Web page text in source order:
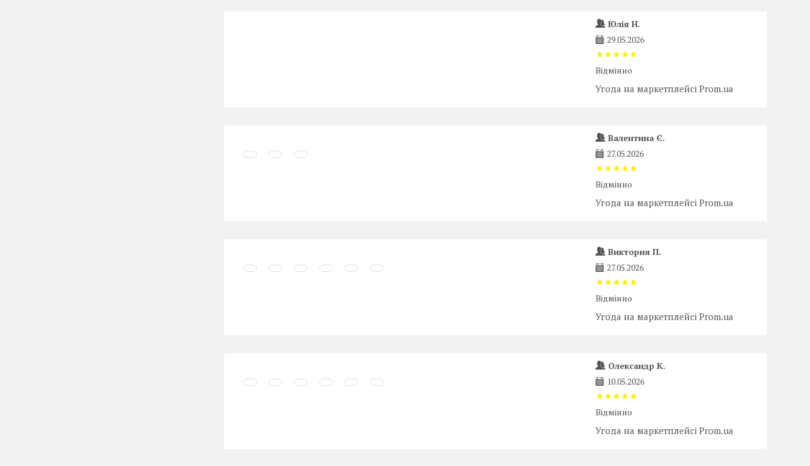
Юлія Н.
29.05.2026
Відмінно
Угода на маркетплейсі Prom.ua
Валентина Є.
27.05.2026
Відмінно
Угода на маркетплейсі Prom.ua
Виктория П.
27.05.2026
Відмінно
Угода на маркетплейсі Prom.ua
Олександр К.
10.05.2026
Відмінно
Угода на маркетплейсі Prom.ua